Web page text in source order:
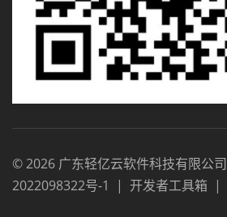
©2026 广东轻亿云软件科技有限公司
2022098322号-1
| 开发者工具箱 |